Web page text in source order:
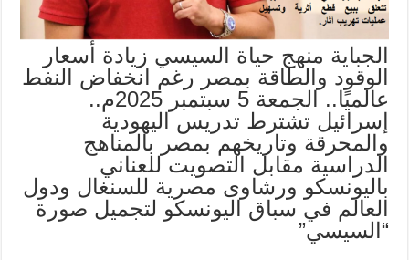
الجباية منهج حياة السيسي زيادة أسعار
الوقود والطاقة بمصر رغم انخفاض النفط
عالميًا.. الجمعة 5 سبتمبر 2025م..
إسرائيل تشترط تدريس اليهودية
والمحرقة وتاريخهم بمصر بالمناهج
الدراسية مقابل التصويت للعناني
باليونسكو ورشاوى مصرية للسنغال ودول
العالم في سباق اليونسكو لتجميل صورة
“السيسي”